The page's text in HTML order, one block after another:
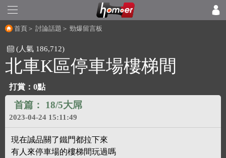
首頁 ＞ 討論話題 ＞ 勁爆留言板
(人氣 186,712)
北車K區停車場樓梯間
打賞： 0點
首篇： 18/5大屌
2023-04-24 15:11:49
現在誠品關了鐵門都拉下來
有人來停車場的樓梯間玩過嗎